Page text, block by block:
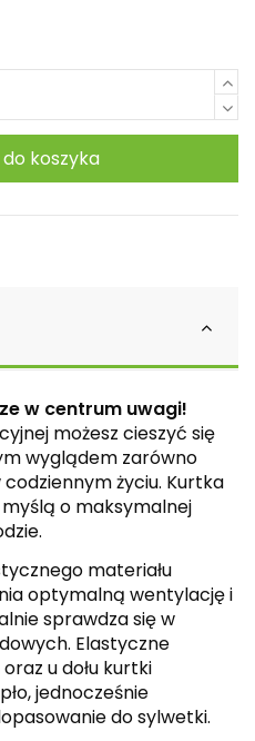
koszyka
w centrum uwagi!
możesz cieszyć się
wyglądem zarówno
życiu. Kurtka
o maksymalnej
materiału
optymalną wentylację i
sprawdza się w
Elastyczne
u dołu kurtki
jednocześnie
do sylwetki.